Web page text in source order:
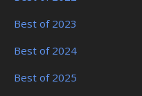
Best of 2023
Best of 2024
Best of 2025